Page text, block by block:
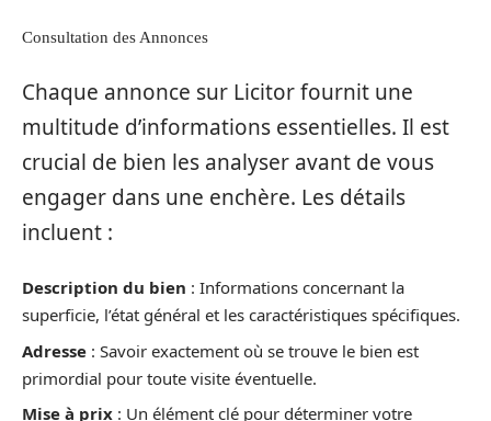
Consultation des Annonces
Chaque annonce sur Licitor fournit une
multitude d’informations essentielles. Il est
crucial de bien les analyser avant de vous
engager dans une enchère. Les détails
incluent :
Description du bien : Informations concernant la
superficie, l’état général et les caractéristiques spécifiques.
Adresse : Savoir exactement où se trouve le bien est
primordial pour toute visite éventuelle.
Mise à prix : Un élément clé pour déterminer votre